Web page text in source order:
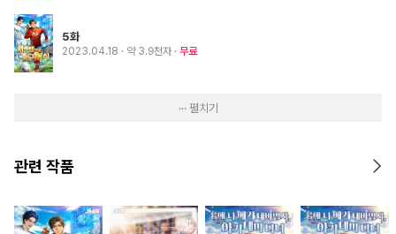
5화
2023.04.18 · 약 3.9천자 무료
··· 펼치기
관련 작품